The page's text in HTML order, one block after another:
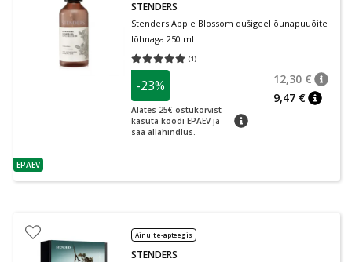
nõuanne
EPAEV
STENDERS
Stenders Apple Blossom dušigeel õunapuuõite
lõhnaga 250 ml
(1)
Keskmine hinnang 5.00
-23%
Alates 25€ ostukorvist
kasuta koodi EPAEV ja
saa allahindlus.
nõuanne
12,30 €
9,47 €
Ainult e-apteegis
STENDERS